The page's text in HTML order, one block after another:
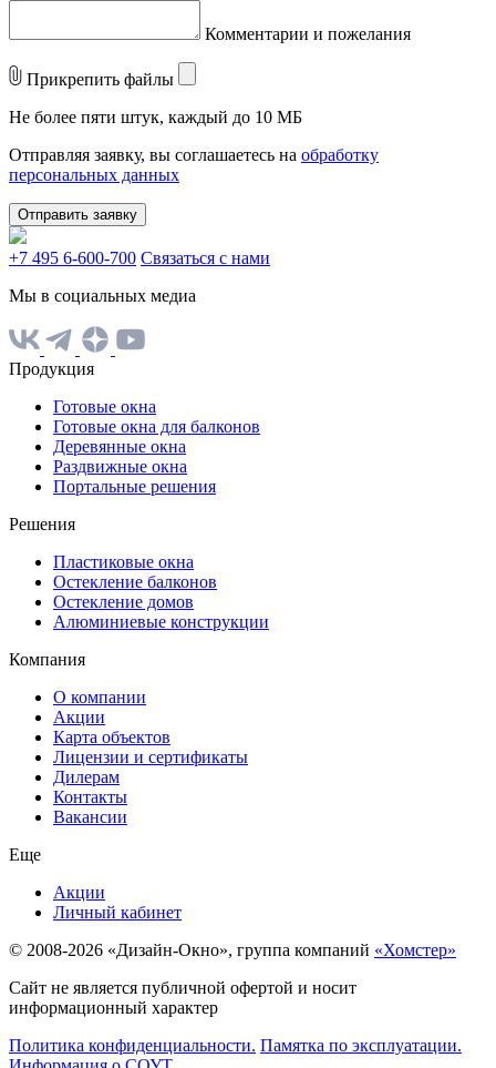
Комментарии и пожелания
Прикрепить файлы
Не более пяти штук, каждый до 10 МБ
Отправляя заявку, вы соглашаетесь на обработку
персональных данных
Отправить заявку
+7 495 6-600-700 Связаться с нами
Мы в социальных медиа
Продукция
Готовые окна
Готовые окна для балконов
Деревянные окна
Раздвижные окна
Портальные решения
Решения
Пластиковые окна
Остекление балконов
Остекление домов
Алюминиевые конструкции
Компания
О компании
Акции
Карта объектов
Лицензии и сертификаты
Дилерам
Контакты
Вакансии
Еще
Акции
Личный кабинет
© 2008-2026 «Дизайн-Окно», группа компаний «Хомстер»
Сайт не является публичной офертой и носит
информационный характер
Политика конфиденциальности. Памятка по эксплуатации.